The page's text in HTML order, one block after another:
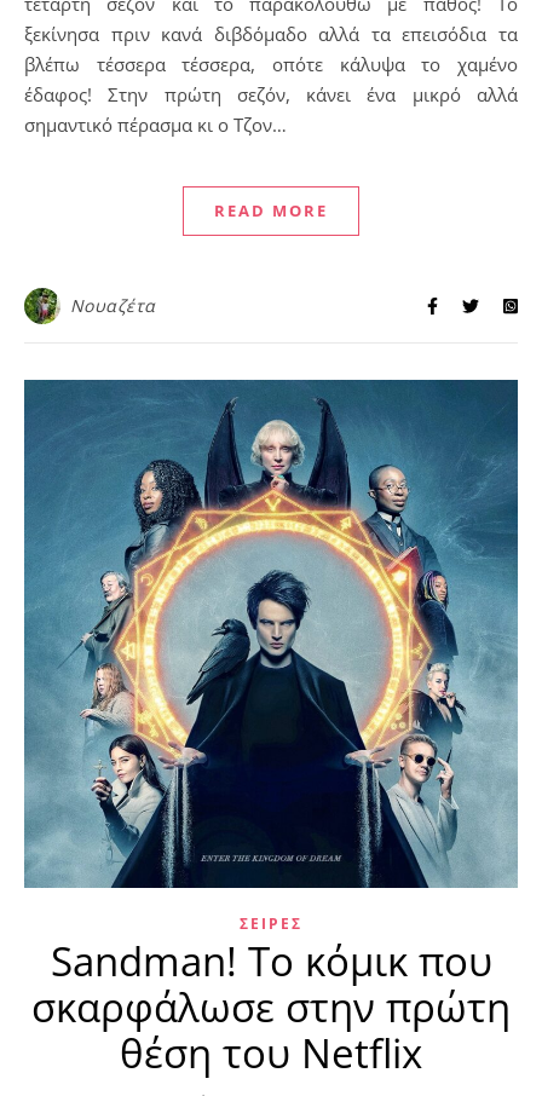
ξεκίνησα πριν κανά διβδόμαδο αλλά τα επεισόδια τα
βλέπω τέσσερα τέσσερα, οπότε κάλυψα το χαμένο
έδαφος! Στην πρώτη σεζόν, κάνει ένα μικρό αλλά
σημαντικό πέρασμα κι ο Τζον…
READ MORE
Νουαζέτα
ΣΕΙΡΈΣ
Sandman! Το κόμικ που
σκαρφάλωσε στην πρώτη
θέση του Netflix